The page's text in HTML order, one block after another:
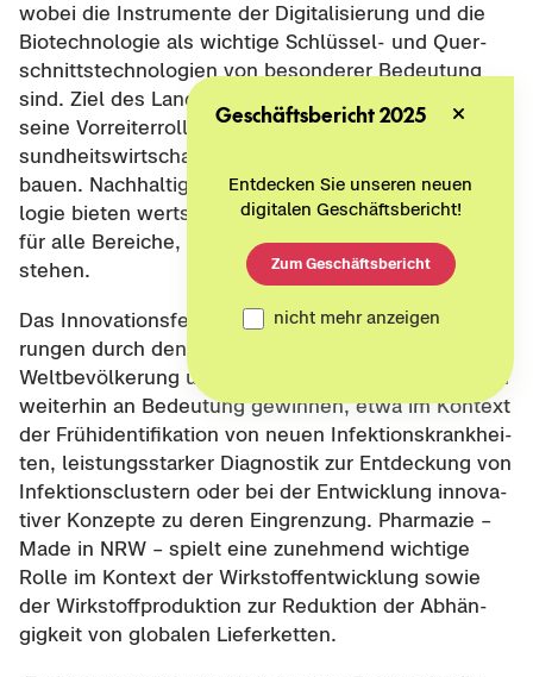
wobei die In­stru­men­te der Di­gi­ta­li­sie­rung und die
Bio­tech­no­lo­gie als wich­ti­ge Schlüssel-​ und Quer­
schnitts­tech­no­lo­gien von be­son­de­rer Be­deu­tung
sind. Ziel des Lan­des Nordrhein-​Westfalen ist es,
seine Vor­rei­ter­rol­le bei der Di­gi­ta­li­sie­rung der Ge­
sund­heits­wirt­schaft zu stär­ken und wei­ter aus­zu­
bau­en. Nach­hal­ti­ge In­no­va­tio­nen in der Bio­tech­no­
lo­gie bie­ten wert­schöp­fungs­ori­en­tier­te Lö­sun­gen
für alle Be­rei­che, die im Fokus die­ses Wett­be­werbs
ste­hen.
Das In­no­va­ti­ons­feld wird auf­grund der Her­aus­for­de­
run­gen durch den Kli­ma­wan­del, die wach­sen­de
Welt­be­völ­ke­rung und zu­künf­ti­ge In­fek­ti­ons­ge­fah­ren
wei­ter­hin an Be­deu­tung ge­win­nen, etwa im Kon­text
der Früh­iden­ti­fi­ka­ti­on von neuen In­fek­ti­ons­krank­hei­
ten, leis­tungs­star­ker Dia­gnos­tik zur Ent­de­ckung von
In­fek­ti­ons­clus­tern oder bei der Ent­wick­lung in­no­va­
ti­ver Kon­zep­te zu deren Ein­gren­zung. Phar­ma­zie –
Made in NRW – spielt eine zu­neh­mend wich­ti­ge
Rolle im Kon­text der Wirk­stoff­ent­wick­lung sowie
der Wirk­stoff­pro­duk­ti­on zur Re­duk­ti­on der Ab­hän­
gig­keit von glo­ba­len Lie­fer­ket­ten.
Geschäftsbericht 2025
Entdecken Sie unseren neuen
digitalen Geschäftsbericht!
Zum Geschäftsbericht
nicht mehr anzeigen